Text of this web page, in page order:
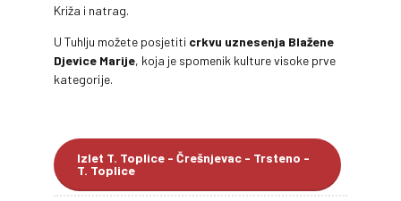
Križa i natrag.
U Tuhlju možete posjetiti crkvu uznesenja Blažene
Djevice Marije, koja je spomenik kulture visoke prve
kategorije.
Izlet T. Toplice - Črešnjevac - Trsteno -
T. Toplice